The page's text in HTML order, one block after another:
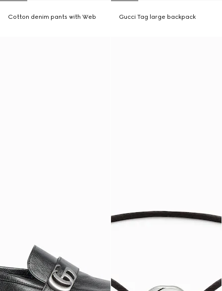
Cotton denim pants with Web Gucci Tag large backpack